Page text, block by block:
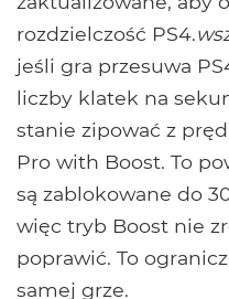
rozdzielczość PS4.
jeśli gra przesuwa
liczby klatek na
stanie zipować z
Pro with Boost. To
są zablokowane do
więc tryb Boost nie
poprawić. To
samej grze.